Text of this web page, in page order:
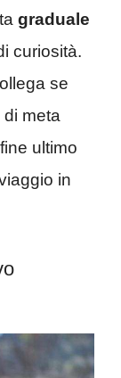
graduale
curiosità.
se
di meta
ultimo
in